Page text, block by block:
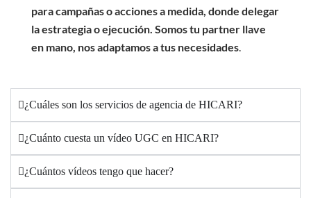
para campañas o acciones a medida, donde delegar
la estrategia o ejecución. Somos tu partner llave
en mano, nos adaptamos a tus necesidades.
¿Cuáles son los servicios de agencia de HICARI?
¿Cuánto cuesta un vídeo UGC en HICARI?
¿Cuántos vídeos tengo que hacer?